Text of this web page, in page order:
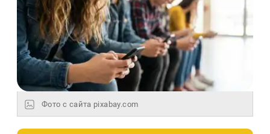
Фото с сайта pixabay.com